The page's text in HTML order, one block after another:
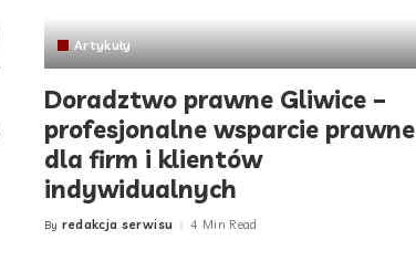
Artykuły
Doradztwo prawne Gliwice –
profesjonalne wsparcie prawne
dla firm i klientów
indywidualnych
Posted
By redakcja serwisu 4 Min Read